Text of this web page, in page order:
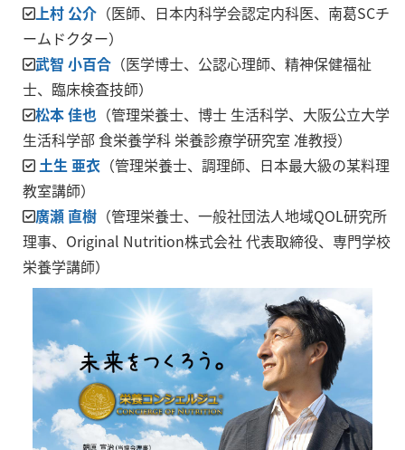
上村 公介 （医師、日本内科学会認定内科医、南葛SCチ
ームドクター）
武智 小百合 （医学博士、公認心理師、精神保健福祉
士、臨床検査技師）
松本 佳也 （管理栄養士、博士 生活科学、大阪公立大学
生活科学部 食栄養学科 栄養診療学研究室 准教授）
土生 亜衣 （管理栄養士、調理師、日本最大級の某料理
教室講師）
廣瀬 直樹 （管理栄養士、一般社団法人地域QOL研究所
理事、Original Nutrition株式会社 代表取締役、専門学校
栄養学講師）